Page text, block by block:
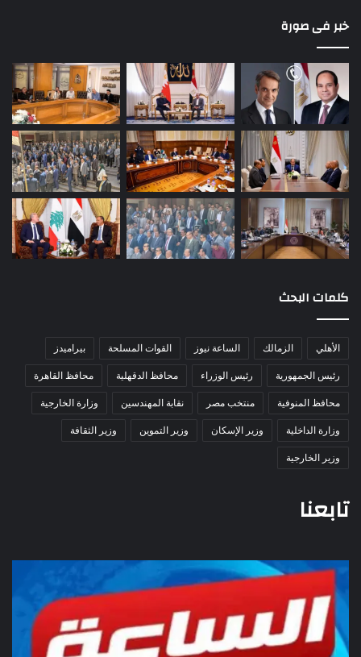
خبر فى صورة
كلمات البحث
الأهلي الزمالك الساعة نيوز القوات المسلحة
بيراميدز
رئيس الجمهورية
رئيس الوزراء محافظ الدقهلية
محافظ القاهرة
محافظ المنوفية
منتخب مصر نقابة المهندسين
وزارة الخارجية
وزارة الداخلية
وزير الإسكان وزير التموين
وزير الثقافة
وزير الخارجية
تابعنا